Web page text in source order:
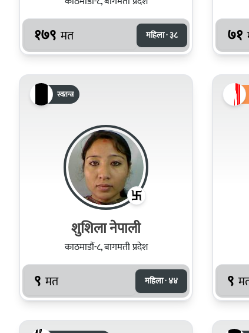
१७९ मत महिला · ३८ ७१
स्वतन्त्र
शुशिला नेपाली
काठमाडौं-८, बागमती प्रदेश
९ मत महिला · ४४ ९